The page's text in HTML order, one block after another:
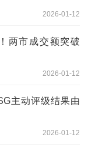
2026-01-12
两市成交额突破
2026-01-12
主动评级结果由
2026-01-12